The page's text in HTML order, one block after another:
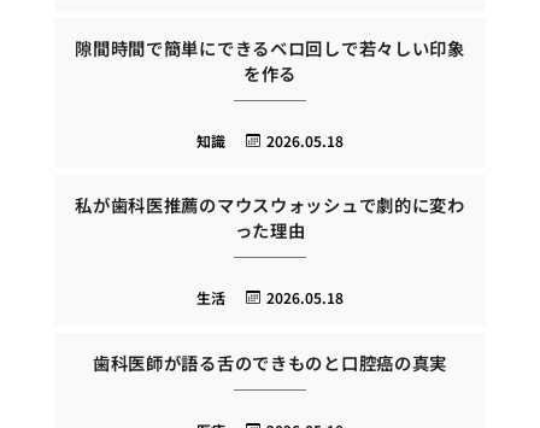
隙間時間で簡単にできるベロ回しで若々しい印象
を作る
2026.05.18
知識
私が歯科医推薦のマウスウォッシュで劇的に変わ
った理由
2026.05.18
生活
歯科医師が語る舌のできものと口腔癌の真実